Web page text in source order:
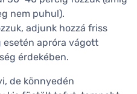
nem puhul).
adjunk hozzá friss
esetén apróra vágott
érdekében.
de könnyedén